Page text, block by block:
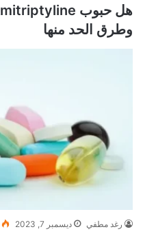
وطرق الحد منها
رغد مطفي ديسمبر 7, 2023